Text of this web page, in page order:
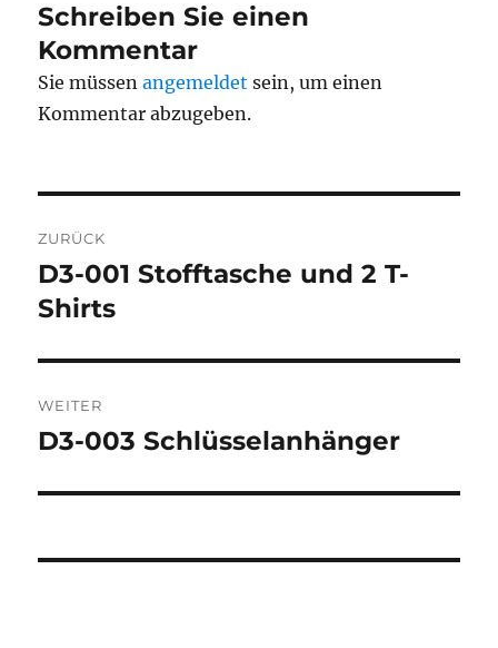
Schreiben Sie einen
Kommentar
Sie müssenangemeldet sein, um einen
Kommentar abzugeben.
ZURÜCK
Vorheriger
Beitrag:
D3-001 Stofftasche und 2 T-
Shirts
WEITER
Nächster
D3-003 Schlüsselanhänger